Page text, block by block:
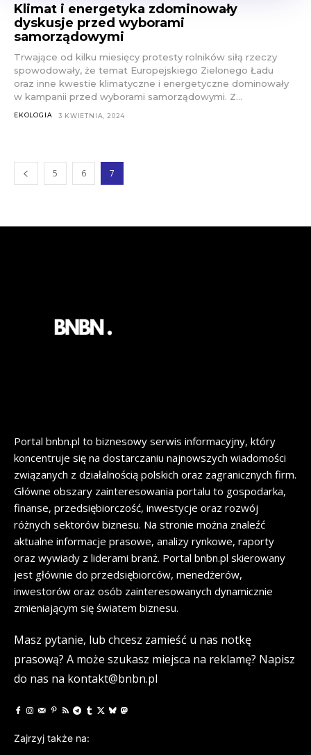
Klimat i energetyka zdominowały
dyskusje przed wyborami
samorządowymi
Trwające od kilku miesięcy protesty rolników siłą rzeczy
spowodowały, że temat Europejskiego Zielonego Ładu
oraz inne kwestie klimatyczne i energetyczne dominowały
w kampanii przed wyborami samorządowymi. Z...
EKOLOGIA 3 KWIETNIA, 2024
5 6 7
Portal bnbn.pl to biznesowy serwis informacyjny, który
koncentruje się na dostarczaniu najnowszych wiadomości
związanych z działalnością polskich oraz zagranicznych firm.
Główne obszary zainteresowania portalu to gospodarka,
finanse, przedsiębiorczość, inwestycje oraz rozwój
różnych sektorów biznesu. Na stronie można znaleźć
aktualne informacje prasowe, analizy rynkowe, raporty
oraz wywiady z liderami branż. Portal bnbn.pl skierowany
jest głównie do przedsiębiorców, menedżerów,
inwestorów oraz osób zainteresowanych dynamicznie
zmieniającym się światem biznesu.
Masz pytanie, lub chcesz zamieść u nas notkę
prasową? A może szukasz miejsca na reklamę? Napisz
do nas na kontakt@bnbn.pl
Zajrzyj także na: